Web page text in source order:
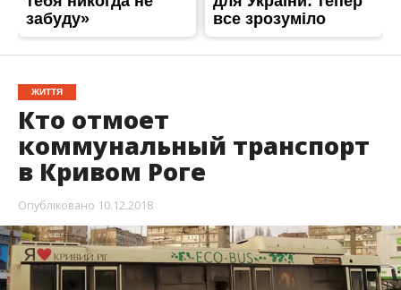
ЖИТТЯ
Кто отмоет
коммунальный транспорт
в Кривом Роге
Опубліковано 10.12.2018